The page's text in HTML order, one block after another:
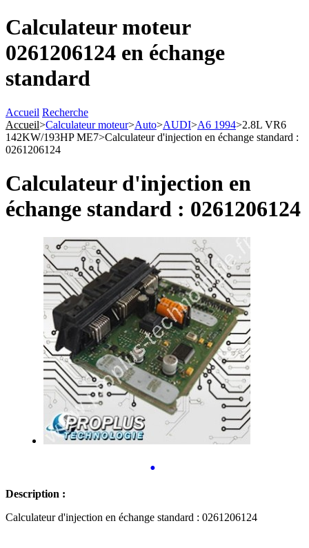
Calculateur moteur
0261206124 en échange
standard
Accueil Recherche
Accueil>Calculateur moteur>Auto>AUDI>A6 1994>2.8L VR6
142KW/193HP ME7>Calculateur d'injection en échange standard :
0261206124
Calculateur d'injection en
échange standard : 0261206124
•
Description :
Calculateur d'injection en échange standard : 0261206124